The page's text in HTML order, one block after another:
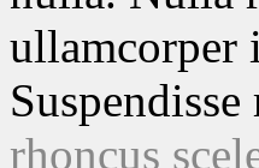
ullamcorper
rhoncus